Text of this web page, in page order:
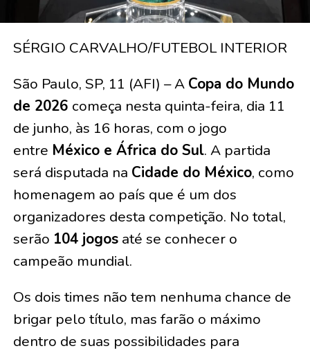
SÉRGIO CARVALHO/FUTEBOL INTERIOR
São Paulo, SP, 11 (AFI) – A Copa do Mundo
de 2026 começa nesta quinta-feira, dia 11
de junho, às 16 horas, com o jogo
entre México e África do Sul. A partida
será disputada na Cidade do México, como
homenagem ao país que é um dos
organizadores desta competição. No total,
serão 104 jogosaté se conhecer o
campeão mundial.
Os dois times não tem nenhuma chance de
brigar pelo título, mas farão o máximo
dentro de suas possibilidades para